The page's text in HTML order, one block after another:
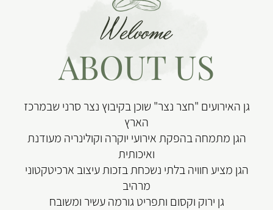
ABOUT US
גן האירועים "חצר נצר" שוכן בקיבוץ נצר סרני שבמרכז
הארץ
הגן מתמחה בהפקת אירועי יוקרה וקולינריה מעודנת
ואיכותית
הגן מציע חוויה בלתי נשכחת בזכות עיצוב ארכיטקטוני
מרהיב
גן ירוק וקסום ותפריט גורמה עשיר ומשובח